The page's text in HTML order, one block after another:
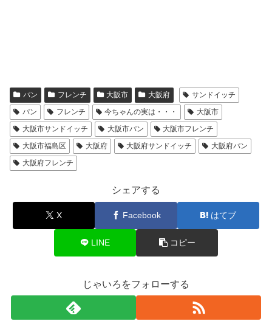
パン フレンチ 大阪市 大阪府
サンドイッチ
パン
フレンチ 今ちゃんの実は・・・
大阪市
大阪市サンドイッチ
大阪市パン
大阪市フレンチ
大阪市福島区
大阪府 大阪府サンドイッチ
大阪府パン
大阪府フレンチ
シェアする
X Facebook はてブ
LINE コピー
じゃいろをフォローする